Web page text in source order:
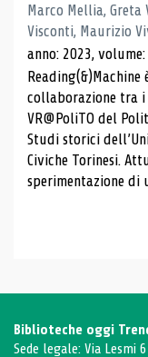
Marco Mellia, Greta
Visconti, Maurizio
anno: 2023,
collaborazione tra i
VR@PoliTO del
Studi storici
Civiche Torinesi.
sperimentazione di
Biblioteche oggi
Sede legale: Via Lesmi